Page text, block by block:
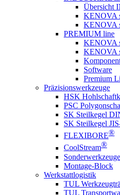
Übersicht
KENOVA
KENOVA
PREMIUM line
KENOVA
KENOVA
Software
Premium
Präzisionswerkzeuge
HSK
PSC
SK Steilkegel
SK Steilkegel
FLEXIBORE®
CoolStream®
Sonderwerkzeuge
Montage-Block
Werkstattlogistik
TUL
TUL